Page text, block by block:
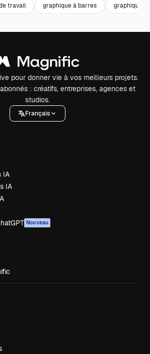
travail graphique à barres graphique à
pour donner vie à vos meilleurs projets.
: créatifs, entreprises, agences et
studios.
Français
IA
IA
Nouveau